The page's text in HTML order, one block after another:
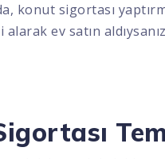
konut sigortası
ev satın